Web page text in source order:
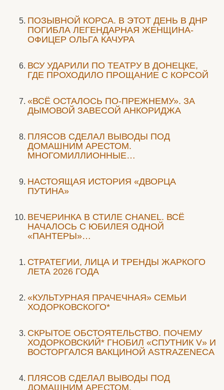
ПОЗЫВНОЙ КОРСА. В ЭТОТ ДЕНЬ В ДНР
ПОГИБЛА ЛЕГЕНДАРНАЯ ЖЕНЩИНА-
ОФИЦЕР ОЛЬГА КАЧУРА
ВСУ УДАРИЛИ ПО ТЕАТРУ В ДОНЕЦКЕ,
ГДЕ ПРОХОДИЛО ПРОЩАНИЕ С КОРСОЙ
«ВСЁ ОСТАЛОСЬ ПО-ПРЕЖНЕМУ». ЗА
ДЫМОВОЙ ЗАВЕСОЙ АНКОРИДЖА
ПЛЯСОВ СДЕЛАЛ ВЫВОДЫ ПОД
ДОМАШНИМ АРЕСТОМ.
МНОГОМИЛЛИОННЫЕ…
НАСТОЯЩАЯ ИСТОРИЯ «ДВОРЦА
ПУТИНА»
ВЕЧЕРИНКА В СТИЛЕ СHANEL. ВСЁ
НАЧАЛОСЬ С ЮБИЛЕЯ ОДНОЙ
«ПАНТЕРЫ»…
СТРАТЕГИИ, ЛИЦА И ТРЕНДЫ ЖАРКОГО
ЛЕТА 2026 ГОДА
«КУЛЬТУРНАЯ ПРАЧЕЧНАЯ» СЕМЬИ
ХОДОРКОВСКОГО*
СКРЫТОЕ ОБСТОЯТЕЛЬСТВО. ПОЧЕМУ
ХОДОРКОВСКИЙ* ГНОБИЛ «СПУТНИК V» И
ВОСТОРГАЛСЯ ВАКЦИНОЙ ASTRAZENECA
ПЛЯСОВ СДЕЛАЛ ВЫВОДЫ ПОД
ДОМАШНИМ АРЕСТОМ.